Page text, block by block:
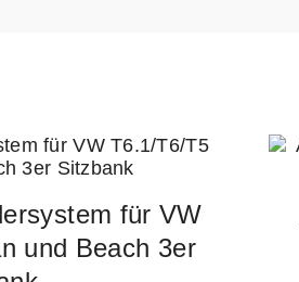
für VW
und Beach 3er